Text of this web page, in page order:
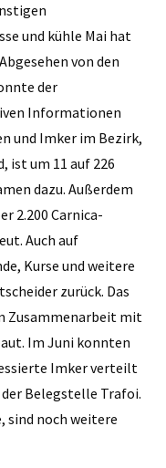
und kühle Mai hat
von den
der
Informationen
und Imker im Bezirk,
ist um 11 auf 226
dazu. Außerdem
2.200 Carnica-
Auch auf
Kurse und weitere
zurück. Das
Zusammenarbeit mit
Im Juni konnten
Imker verteilt
Belegstelle Trafoi.
noch weitere